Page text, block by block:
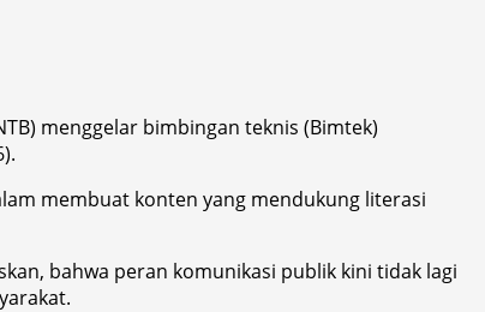
menggelar bimbingan teknis (Bimtek)
membuat konten yang mendukung literasi
bahwa peran komunikasi publik kini tidak lagi